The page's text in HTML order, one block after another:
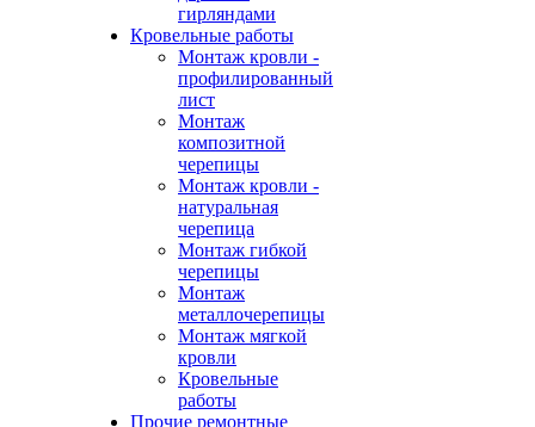
гирляндами
Кровельные работы
Монтаж кровли -
профилированный
лист
Монтаж
композитной
черепицы
Монтаж кровли -
натуральная
черепица
Монтаж гибкой
черепицы
Монтаж
металлочерепицы
Монтаж мягкой
кровли
Кровельные
работы
Прочие ремонтные